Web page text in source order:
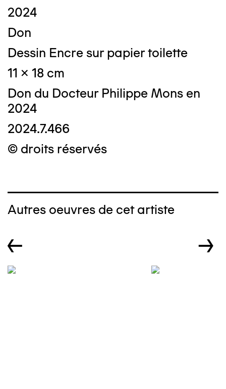
2024
Don
Dessin Encre sur papier toilette
11 x 18 cm
Don du Docteur Philippe Mons en
2024
2024.7.466
© droits réservés
Autres oeuvres de cet artiste
← →